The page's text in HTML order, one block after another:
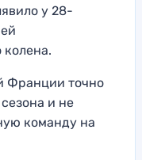
у 28-
колена.
Франции точно
и не
команду на